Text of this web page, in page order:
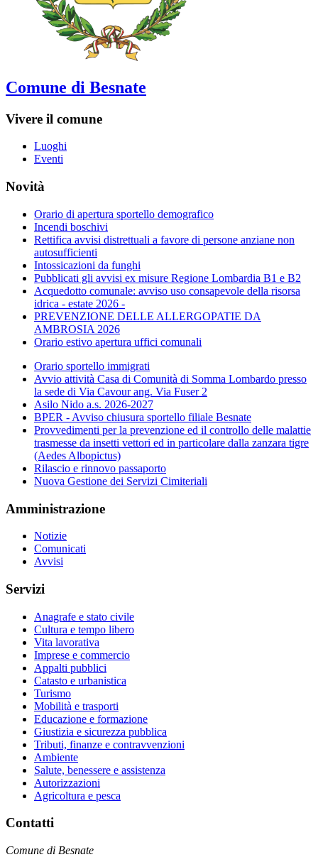
Comune di Besnate
Vivere il comune
Luoghi
Eventi
Novità
Orario di apertura sportello demografico
Incendi boschivi
Rettifica avvisi distrettuali a favore di persone anziane non
autosufficienti
Intossicazioni da funghi
Pubblicati gli avvisi ex misure Regione Lombardia B1 e B2
Acquedotto comunale: avviso uso consapevole della risorsa
idrica - estate 2026 -
PREVENZIONE DELLE ALLERGOPATIE DA
AMBROSIA 2026
Orario estivo apertura uffici comunali
Orario sportello immigrati
Avvio attività Casa di Comunità di Somma Lombardo presso
la sede di Via Cavour ang. Via Fuser 2
Asilo Nido a.s. 2026-2027
BPER - Avviso chiusura sportello filiale Besnate
Provvedimenti per la prevenzione ed il controllo delle malattie
trasmesse da insetti vettori ed in particolare dalla zanzara tigre
(Aedes Albopictus)
Rilascio e rinnovo passaporto
Nuova Gestione dei Servizi Cimiteriali
Amministrazione
Notizie
Comunicati
Avvisi
Servizi
Anagrafe e stato civile
Cultura e tempo libero
Vita lavorativa
Imprese e commercio
Appalti pubblici
Catasto e urbanistica
Turismo
Mobilità e trasporti
Educazione e formazione
Giustizia e sicurezza pubblica
Tributi, finanze e contravvenzioni
Ambiente
Salute, benessere e assistenza
Autorizzazioni
Agricoltura e pesca
Contatti
Comune di Besnate